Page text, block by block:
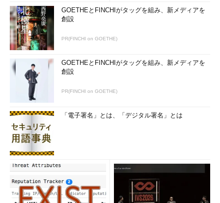
P2＋Active DirectoryとExchange Server 2007 S
P1の両方をインストールし、これだけで独立したE
xchange Server 2007環境にする。ここでは「exa
mple.co.jp」という例示用のドメイン名を使用し
ているが、これは環境に合わせて変更していただ
インストールし、外部のDNSサーバへフォワード
せずに、単独で名前解決できるようにしておく。
こうしておかないと、外部のDNSサーバへ（サン
プル・ドメインの）DNSレコードの問い合わせが
発生したり、実験用ドメイン・アドレスを持つメ
だ。
Exchange Server 2007にはさまざまな機能コンポーネントが
的には、ハブ・トランスポート・サーバ、クライアント・アクセ
ス・サーバ、メールボックス・サーバの3つ（とExchange管理ツ
ール）がインストールされる。ユニファイド・メッセージング・
GOETHEとFINCHIがタッグを組み、新メディアを
創設
PR(FINCHI on GOETHE)
GOETHEとFINCHIがタッグを組み、新メディアを
創設
PR(FINCHI on GOETHE)
「電子署名」とは、「デジタル署名」とは